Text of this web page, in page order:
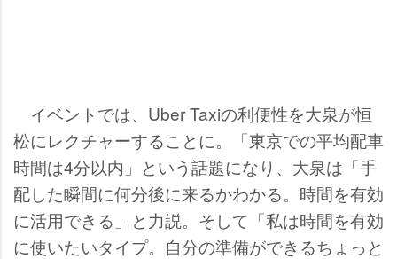
イベントでは、Uber Taxiの利便性を大泉が恒
松にレクチャーすることに。「東京での平均配車
時間は4分以内」という話題になり、大泉は「手
配した瞬間に何分後に来るかわかる。時間を有効
に活用できる」と力説。そして「私は時間を有効
に使いたいタイプ。自分の準備ができるちょっと